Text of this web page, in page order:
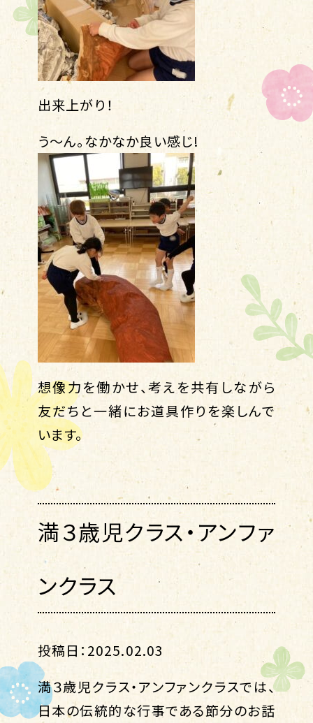
出来上がり！
う〜ん。なかなか良い感じ!
想像力を働かせ、考えを共有しながら
友だちと一緒にお道具作りを楽しんで
います。
満３歳児クラス・アンファ
ンクラス
投稿日：2025.02.03
満３歳児クラス・アンファンクラスでは、
日本の伝統的な行事である節分のお話